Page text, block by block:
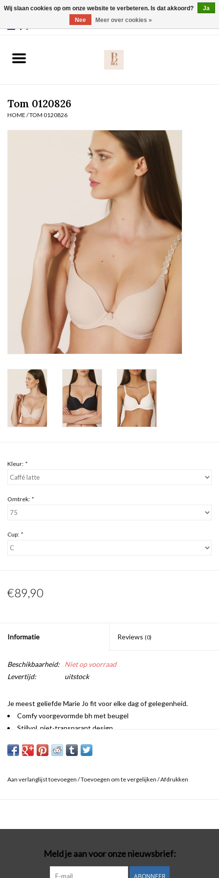
Slip
Body
Lingerie-accessoires
Cadeaubonnen
Tom 0120826
HOME /TOM 0120826
Kleur: *
Omtrek: *
Cup: *
€89,90
Informatie Reviews (0)
Beschikbaarheid:
Niet op voorraad
Levertijd:
uitstock
Je meest geliefde Marie Jo fit voor elke dag of gelegenheid.
Comfy voorgevormde bh met beugel
Stijlvol, niet-transparant design
Tijdloos en zacht op je huid
Aan verlanglijst toevoegen /Toevoegen om te vergelijken /Afdrukken
Meld je aan voor onze nieuwsbrief:
Wij slaan cookies op om onze website te verbeteren. Is dat akkoord?
Ja
Nee
Meer over cookies »
Webshop werkt met EU maten. .